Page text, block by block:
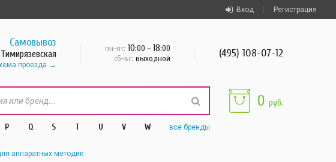
Вход Регистрация
Самовывоз
проезда
пн-пт: 10:00 - 18:00
сб-вс: выходной (495) 108-07-12
P Q S T U V W все бренды
0 руб.
аппаратных методик